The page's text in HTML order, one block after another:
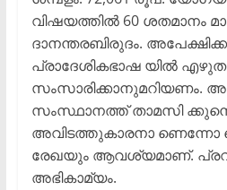
വിഷയത്തിൽ 60 ശതമാനം
ദാനന്തരബിരുദം.
പ്രാദേശികഭാഷ യിൽ
സംസാരിക്കാനുമറിയണം.
സംസ്ഥാനത്ത് താമസി
അവിടത്തുകാരനാ ണെന്നോ
രേഖയും ആവശ്യമാണ്.
അഭികാമ്യം.